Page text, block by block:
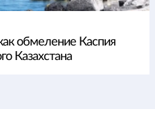
обмеление Каспия
Казахстана